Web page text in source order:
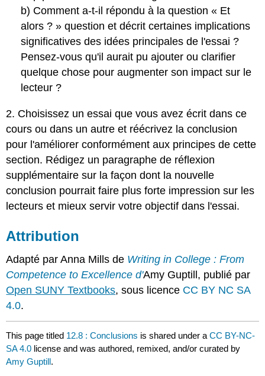
b) Comment a-t-il répondu à la question « Et
alors ? » question et décrit certaines implications
significatives des idées principales de l'essai ?
Pensez-vous qu'il aurait pu ajouter ou clarifier
quelque chose pour augmenter son impact sur le
lecteur ?
2. Choisissez un essai que vous avez écrit dans ce
cours ou dans un autre et réécrivez la conclusion
pour l'améliorer conformément aux principes de cette
section. Rédigez un paragraphe de réflexion
supplémentaire sur la façon dont la nouvelle
conclusion pourrait faire plus forte impression sur les
lecteurs et mieux servir votre objectif dans l'essai.
Attribution
Adapté par Anna Mills de Writing in College : From
Competence to Excellence d'Amy Guptill, publié par
Open SUNY Textbooks, sous licence CC BY NC SA
4.0.
This page titled 12.8 : Conclusions is shared under aCC BY-NC-
SA 4.0 license and was authored, remixed, and/or curated by
Amy Guptill.